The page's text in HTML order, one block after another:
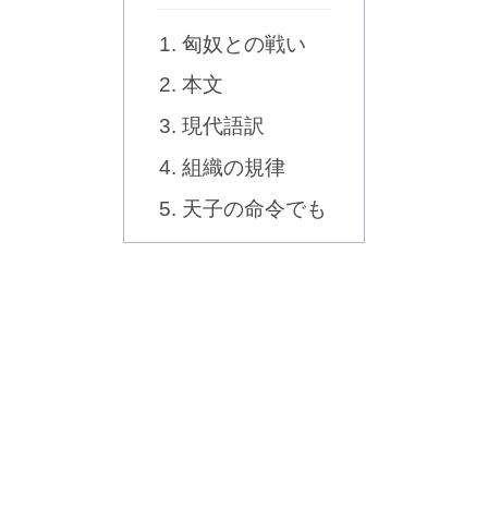
匈奴との戦い
本文
現代語訳
組織の規律
天子の命令でも